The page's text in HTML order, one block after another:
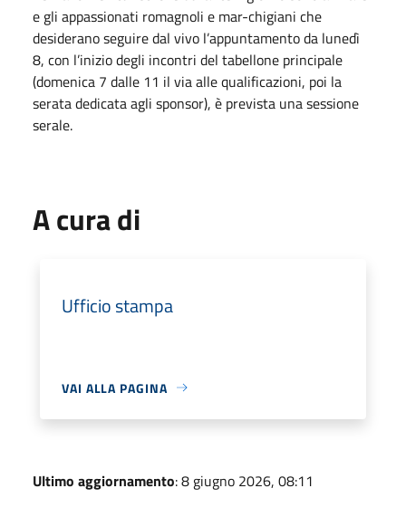
e gli appassionati romagnoli e mar-chigiani che
desiderano seguire dal vivo l’appuntamento da lunedì
8, con l’inizio degli incontri del tabellone principale
(domenica 7 dalle 11 il via alle qualificazioni, poi la
serata dedicata agli sponsor), è prevista una sessione
serale.
A cura di
Ufficio stampa
VAI ALLA PAGINA
Ultimo aggiornamento: 8 giugno 2026, 08:11